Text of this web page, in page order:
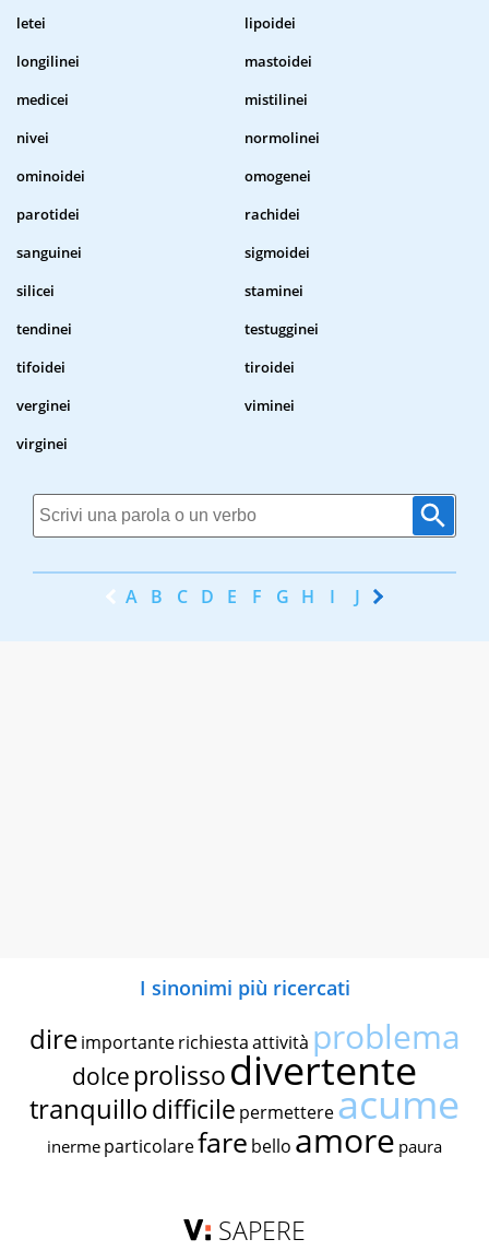
letei
lipoidei
longilinei
mastoidei
medicei
mistilinei
nivei
normolinei
ominoidei
omogenei
parotidei
rachidei
sanguinei
sigmoidei
silicei
staminei
tendinei
testugginei
tifoidei
tiroidei
verginei
viminei
virginei
A B C D E F G H I J K
I sinonimi più ricercati
dire importante richiestaattività problema
dolce prolissodivertente
tranquillodifficile permettereacume
inerme particolarefare bello amore paura
SAPERE